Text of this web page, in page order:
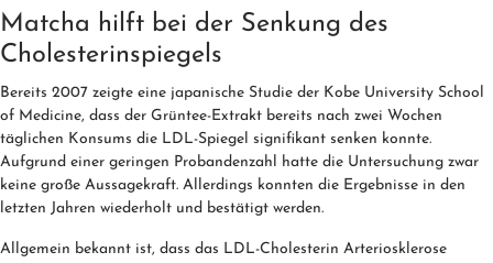
Matcha hilft bei der Senkung des
Cholesterinspiegels
Bereits 2007 zeigte eine japanische Studie der Kobe University School
of Medicine, dass der Grüntee-Extrakt bereits nach zwei Wochen
täglichen Konsums die LDL-Spiegel signifikant senken konnte.
Aufgrund einer geringen Probandenzahl hatte die Untersuchung zwar
keine große Aussagekraft. Allerdings konnten die Ergebnisse in den
letzten Jahren wiederholt und bestätigt werden.
Allgemein bekannt ist, dass das LDL-Cholesterin Arteriosklerose